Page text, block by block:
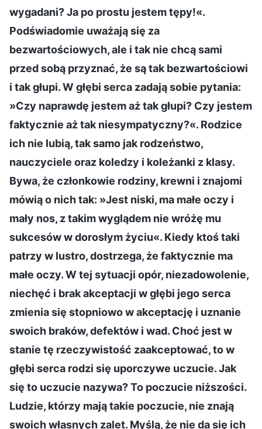
wygadani? Ja po prostu jestem tępy!«.
Podświadomie uważają się za
bezwartościowych, ale i tak nie chcą sami
przed sobą przyznać, że są tak bezwartościowi
i tak głupi. W głębi serca zadają sobie pytania:
»Czy naprawdę jestem aż tak głupi? Czy jestem
faktycznie aż tak niesympatyczny?«. Rodzice
ich nie lubią, tak samo jak rodzeństwo,
nauczyciele oraz koledzy i koleżanki z klasy.
Bywa, że członkowie rodziny, krewni i znajomi
mówią o nich tak: »Jest niski, ma małe oczy i
mały nos, z takim wyglądem nie wróżę mu
sukcesów w dorosłym życiu«. Kiedy ktoś taki
patrzy w lustro, dostrzega, że faktycznie ma
małe oczy. W tej sytuacji opór, niezadowolenie,
niechęć i brak akceptacji w głębi jego serca
zmienia się stopniowo w akceptację i uznanie
swoich braków, defektów i wad. Choć jest w
stanie tę rzeczywistość zaakceptować, to w
głębi serca rodzi się uporczywe uczucie. Jak
się to uczucie nazywa? To poczucie niższości.
Ludzie, którzy mają takie poczucie, nie znają
swoich własnych zalet. Myślą, że nie da się ich